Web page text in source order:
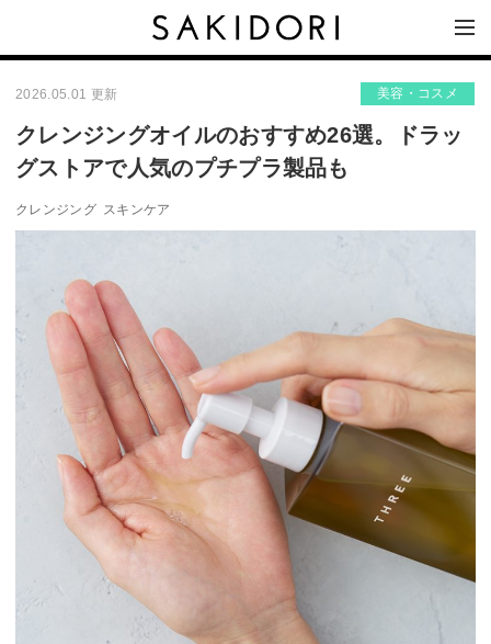
2026.05.01 更新 美容・コスメ
クレンジングオイルのおすすめ26選。ドラッ
グストアで人気のプチプラ製品も
クレンジング スキンケア